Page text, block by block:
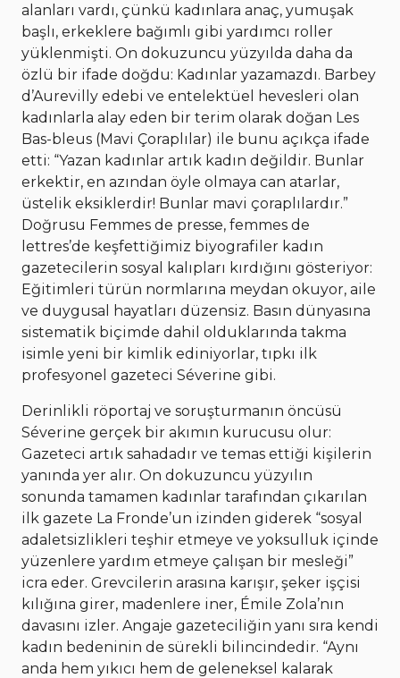
alanları vardı, çünkü kadınlara anaç, yumuşak
başlı, erkeklere bağımlı gibi yardımcı roller
yüklenmişti. On dokuzuncu yüzyılda daha da
özlü bir ifade doğdu: Kadınlar yazamazdı. Barbey
d’Aurevilly edebi ve entelektüel hevesleri olan
kadınlarla alay eden bir terim olarak doğan Les
Bas-bleus (Mavi Çoraplılar) ile bunu açıkça ifade
etti: “Yazan kadınlar artık kadın değildir. Bunlar
erkektir, en azından öyle olmaya can atarlar,
üstelik eksiklerdir! Bunlar mavi çoraplılardır.”
Doğrusu Femmes de presse, femmes de
lettres’de keşfettiğimiz biyografiler kadın
gazetecilerin sosyal kalıpları kırdığını gösteriyor:
Eğitimleri türün normlarına meydan okuyor, aile
ve duygusal hayatları düzensiz. Basın dünyasına
sistematik biçimde dahil olduklarında takma
isimle yeni bir kimlik ediniyorlar, tıpkı ilk
profesyonel gazeteci Séverine gibi.
Derinlikli röportaj ve soruşturmanın öncüsü
Séverine gerçek bir akımın kurucusu olur:
Gazeteci artık sahadadır ve temas ettiği kişilerin
yanında yer alır. On dokuzuncu yüzyılın
sonunda tamamen kadınlar tarafından çıkarılan
ilk gazete La Fronde’un izinden giderek “sosyal
adaletsizlikleri teşhir etmeye ve yoksulluk içinde
yüzenlere yardım etmeye çalışan bir mesleği”
icra eder. Grevcilerin arasına karışır, şeker işçisi
kılığına girer, madenlere iner, Émile Zola’nın
davasını izler. Angaje gazeteciliğin yanı sıra kendi
kadın bedeninin de sürekli bilincindedir. “Aynı
anda hem yıkıcı hem de geleneksel kalarak